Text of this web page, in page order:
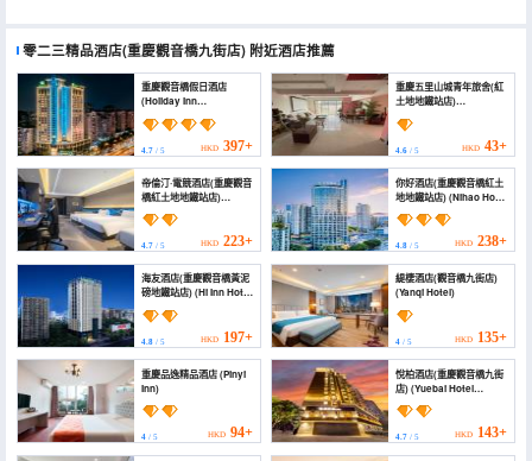
零二三精品酒店(重慶觀音橋九街店) 附近酒店推薦
重慶觀音橋假日酒店
(Holiday Inn
CHONGQING
GUANYINQIAO by IHG)
4.7 / 5 HKD 397+
重慶五里山城青年旅舍(紅
土地地鐵站店)
(Chongqing Wulishan
City Youth Hostel (Red
Earth Subway Station))
4.6/ 5 HKD 43+
帝倫汀·電競酒店(重慶觀音
橋紅土地地鐵站店)
(Tilentin E-sports Hotel)
4.7 / 5 HKD 223+
你好酒店(重慶觀音橋紅土
地地鐵站店) (Nihao Hotel
(Chongqing
Guanyinqiao Hongtudi
Metro Station Branch))
4.8/ 5 HKD 238+
海友酒店(重慶觀音橋黃泥
磅地鐵站店) (Hi Inn Hotel
(Chongqing
Guanyinqiao
Huangnibang Subway
Station))
4.8 / 5 HKD 197+
緹棲酒店(觀音橋九街店)
(Yanqi Hotel)
4/ 5 HKD 135+
重慶品逸精品酒店 (Pinyi
Inn)
4 / 5 HKD 94+
悅柏酒店(重慶觀音橋九街
店) (Yuebai Hotel
(Guanyinqiao Ninth
Street Branch,
Chongqing))
4.7/ 5 HKD 143+